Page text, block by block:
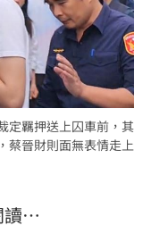
定羈押送上囚車前，其
蔡晉財則面無表情走上
讀…